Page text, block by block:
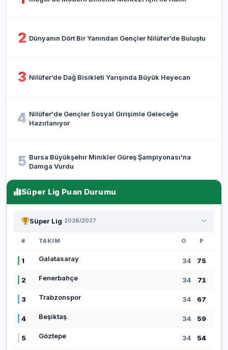
2 Dünyanın Dört Bir Yanından Gençler Nilüfer’de Buluştu
3 Nilüfer’de Dağ Bisikleti Yarışında Büyük Heyecan
4 Nilüfer'de Gençler Sosyal Girişimle Geleceğe
Hazırlanıyor
5 Bursa Büyükşehir Minikler Güreş Şampiyonası'na
Damga Vurdu
Süper Lig Puan Durumu
Süper Lig 2026/2027
# TAKIM O P
1 Galatasaray 34 75
2 Fenerbahçe 34 71
3 Trabzonspor 34 67
4 Beşiktaş 34 59
5 Göztepe 34 54